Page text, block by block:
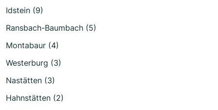
Idstein (9)
Ransbach-Baumbach (5)
Montabaur (4)
Westerburg (3)
Nastätten (3)
Hahnstätten (2)